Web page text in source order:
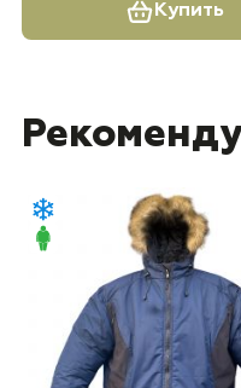
Купить